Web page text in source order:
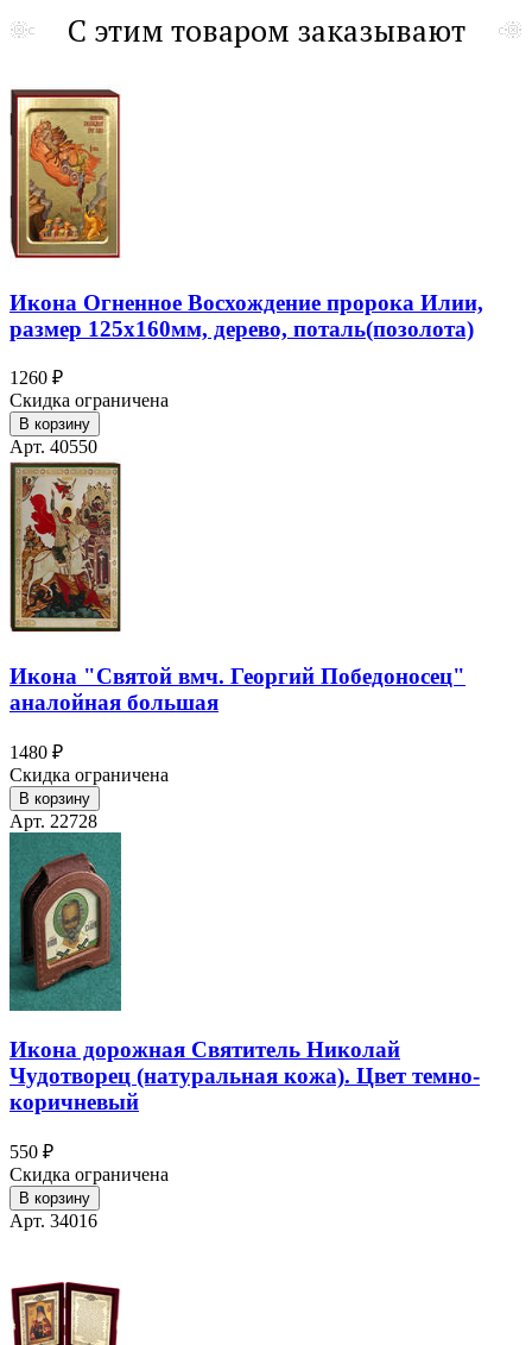
С этим товаром заказывают
Икона Огненное Восхождение пророка Илии,
размер 125х160мм, дерево, поталь(позолота)
1260 ₽
Скидка ограничена
В корзину
Арт. 40550
Икона "Святой вмч. Георгий Победоносец"
аналойная большая
1480 ₽
Скидка ограничена
В корзину
Арт. 22728
Икона дорожная Святитель Николай
Чудотворец (натуральная кожа). Цвет темно-
коричневый
550 ₽
Скидка ограничена
В корзину
Арт. 34016